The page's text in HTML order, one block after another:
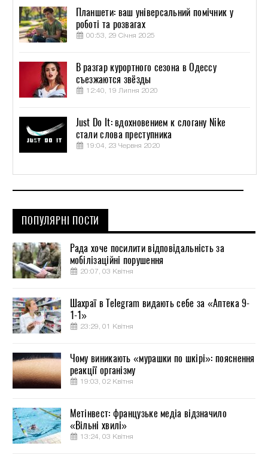
Планшети: ваш універсальний помічник у
роботі та розвагах
00:53, 29 Січня 2025
В разгар курортного сезона в Одессу
съезжаются звёзды
12:40, 19 Липня 2020
Just Do It: вдохновением к слогану Nike
стали слова преступника
19:04, 23 Червня 2020
ПОПУЛЯРНІ ПОСТИ
Рада хоче посилити відповідальність за
мобілізаційні порушення
20:07, 03 Квітня
Шахраї в Telegram видають себе за «Аптека 9-
1-1»
23:29, 01 Квітня
Чому виникають «мурашки по шкірі»: пояснення
реакції організму
19:03, 02 Квітня
Метінвест: французьке медіа відзначило
«Вільні хвилі»
13:24, 03 Квітня